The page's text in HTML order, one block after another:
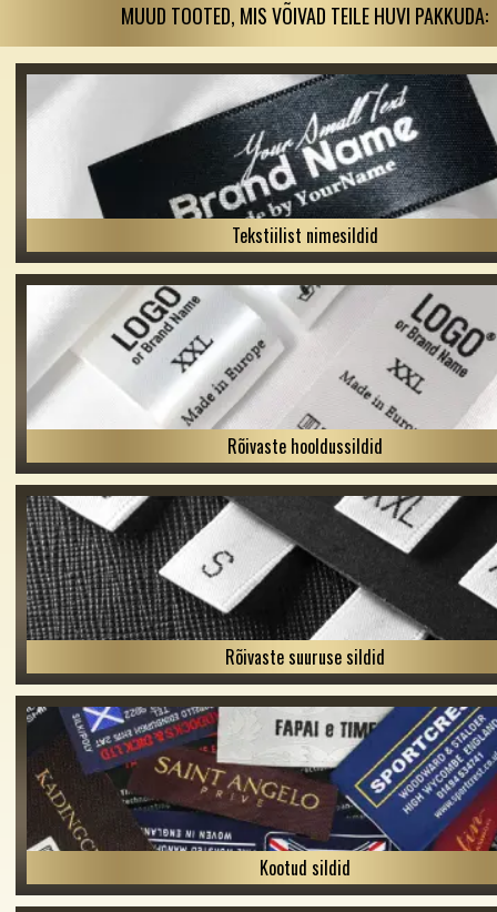
MUUD TOOTED, MIS VÕIVAD TEILE HUVI PAKKUDA:
Tekstiilist nimesildid
Rõivaste hooldussildid
Rõivaste suuruse sildid
Kootud sildid